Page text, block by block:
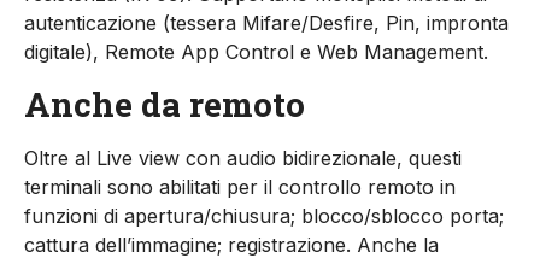
autenticazione (tessera Mifare/Desfire, Pin, impronta
digitale), Remote App Control e Web Management.
Anche da remoto
Oltre al Live view con audio bidirezionale, questi
terminali sono abilitati per il controllo remoto in
funzioni di apertura/chiusura; blocco/sblocco porta;
cattura dell’immagine; registrazione. Anche la